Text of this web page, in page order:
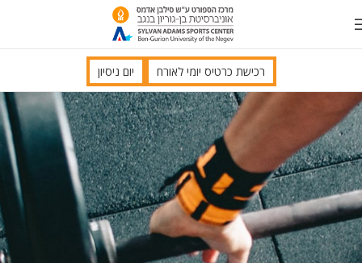
רכישת כרטיס יומי לאורח יום ניסיון